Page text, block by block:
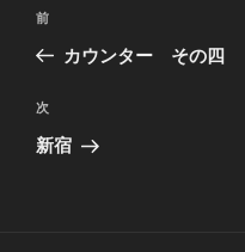
ビ
ゲ
過
去
投
稿
前
カウンター その四
次
の
次
新宿